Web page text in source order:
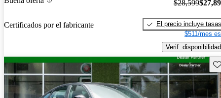
Certificados por el fabricante
$28,599
El precio incluye tasas
$511/mes
Verif. disponibilidad